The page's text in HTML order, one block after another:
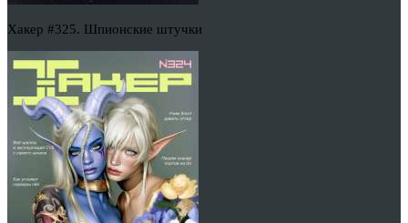
Хакер #325. Шпионские штучки